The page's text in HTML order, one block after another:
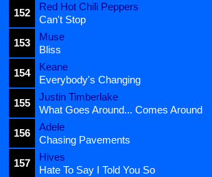
152
Red Hot Chili Peppers
Can't Stop
153
Muse
Bliss
154
Keane
Everybody's Changing
155
Justin Timberlake
What Goes Around... Comes Around
156
Adele
Chasing Pavements
157
Hives
Hate To Say I Told You So